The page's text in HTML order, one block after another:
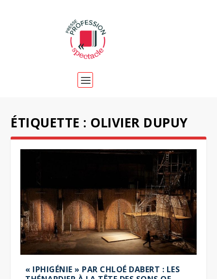
ÉTIQUETTE : OLIVIER DUPUY
« IPHIGÉNIE » PAR CHLOÉ DABERT : LES